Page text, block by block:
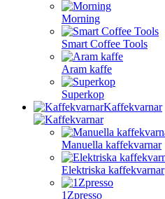
Morning
Smart Coffee Tools
Aram kaffe
Superkop
Kaffekvarnar
Manuella kaffekvarnar
Elektriska kaffekvarnar
1Zpresso